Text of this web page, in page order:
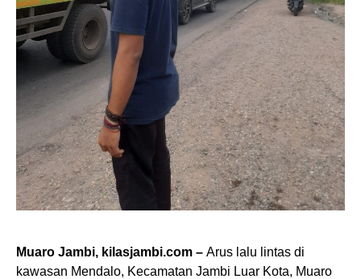
Muaro Jambi, kilasjambi.com – Arus lalu lintas di
kawasan Mendalo, Kecamatan Jambi Luar Kota, Muaro